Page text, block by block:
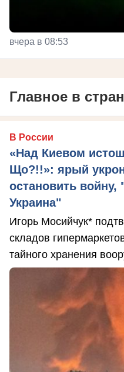
вчера в 08:53
Главное в
В России
«Над Киевом
Що?!!»: ярый
остановить войну,
Украина"
Игорь Мосийчук*
складов
тайного хранения